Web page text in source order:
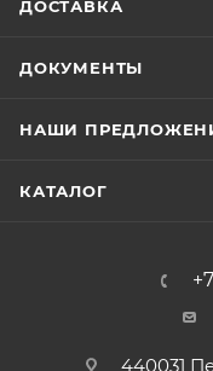
ДОСТАВКА
ДОКУМЕНТЫ
НАШИ
КАТАЛОГ
440031